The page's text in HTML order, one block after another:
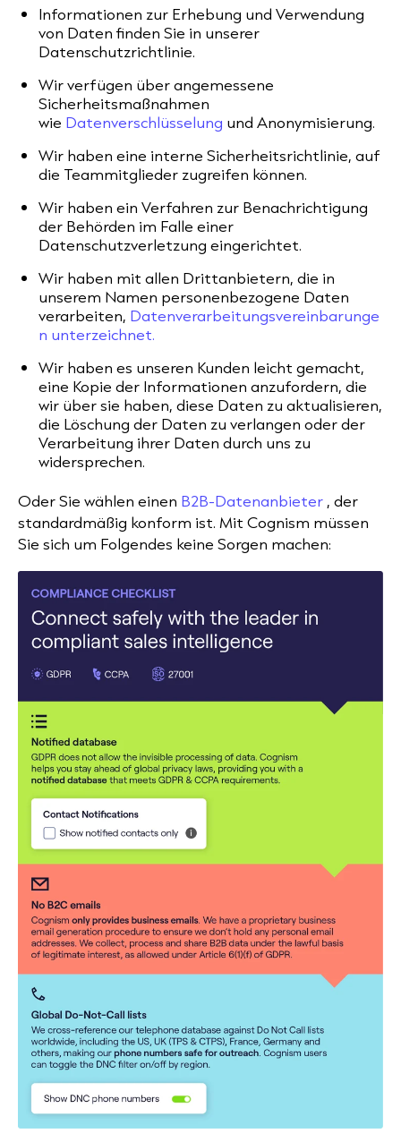
Informationen zur Erhebung und Verwendung
von Daten finden Sie in unserer
Datenschutzrichtlinie.
Wir verfügen über angemessene
Sicherheitsmaßnahmen
wie Datenverschlüsselung und Anonymisierung.
Wir haben eine interne Sicherheitsrichtlinie, auf
die Teammitglieder zugreifen können.
Wir haben ein Verfahren zur Benachrichtigung
der Behörden im Falle einer
Datenschutzverletzung eingerichtet.
Wir haben mit allen Drittanbietern, die in
unserem Namen personenbezogene Daten
verarbeiten, Datenverarbeitungsvereinbarunge
n unterzeichnet.
Wir haben es unseren Kunden leicht gemacht,
eine Kopie der Informationen anzufordern, die
wir über sie haben, diese Daten zu aktualisieren,
die Löschung der Daten zu verlangen oder der
Verarbeitung ihrer Daten durch uns zu
widersprechen.
Oder Sie wählen einen B2B-Datenanbieter , der
standardmäßig konform ist. Mit Cognism müssen
Sie sich um Folgendes keine Sorgen machen: